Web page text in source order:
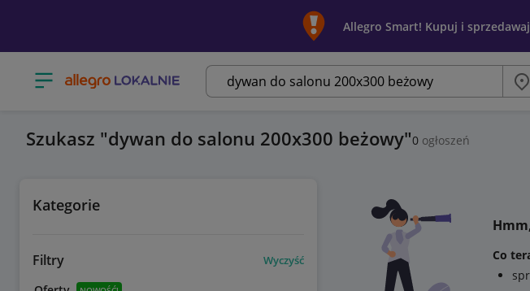
Allegro Smart! Kupuj i
Otwórz menu z kategoriami
Szukasz dywan do salonu 200x300 beżowy 0 ogłoszeń
Kategorie
Filtry Wyczyść
Co